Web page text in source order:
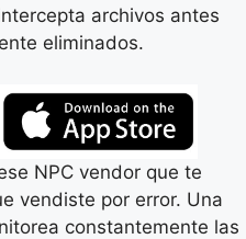
archivos antes
eliminados.
NPC vendor que te
vendiste por error. Una
constantemente las